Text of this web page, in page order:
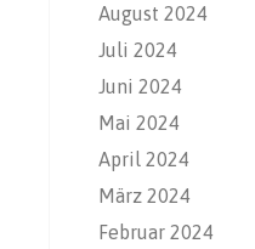
August 2024
Juli 2024
Juni 2024
Mai 2024
April 2024
März 2024
Februar 2024